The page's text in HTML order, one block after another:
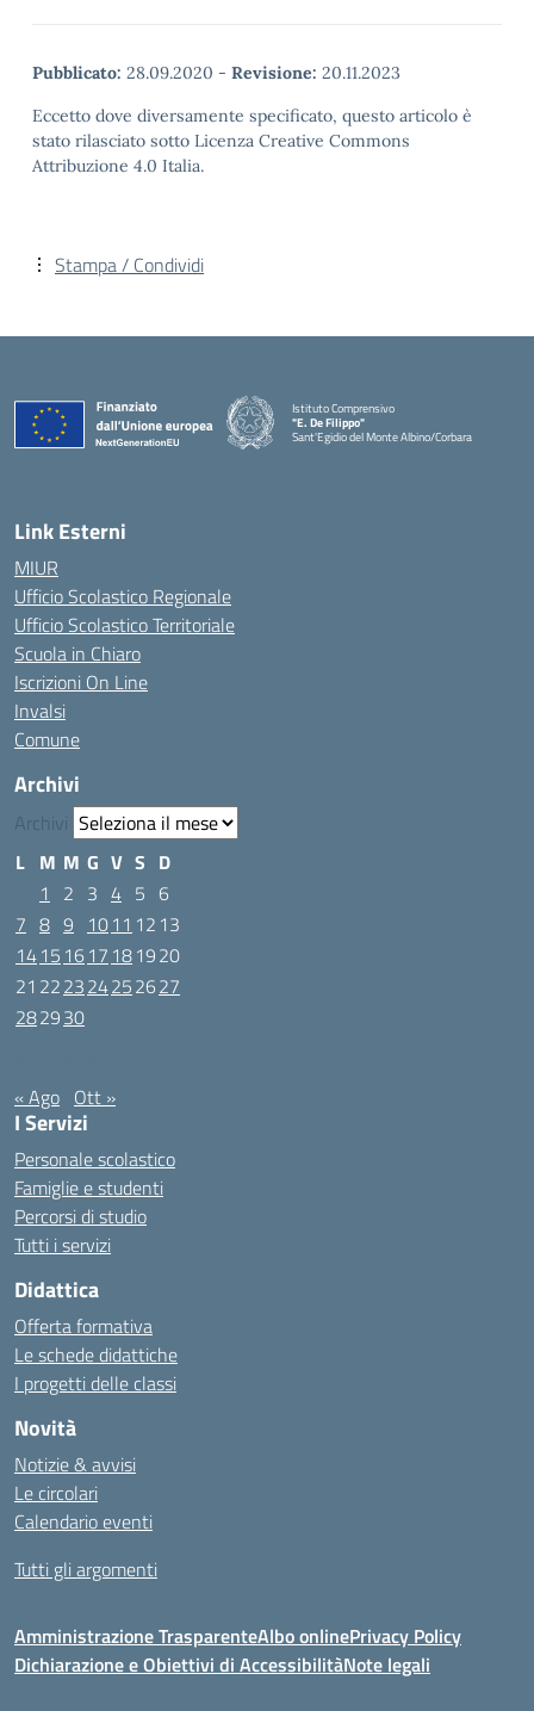
Pubblicato: 28.09.2020 - Revisione: 20.11.2023
Eccetto dove diversamente specificato, questo articolo è
stato rilasciato sotto Licenza Creative Commons
Attribuzione 4.0 Italia.
Stampa / Condividi
Istituto Comprensivo
"E. De Filippo"
Sant'Egidio del Monte Albino/Corbara
Link Esterni
MIUR
Ufficio Scolastico Regionale
Ufficio Scolastico Territoriale
Scuola in Chiaro
Iscrizioni On Line
Invalsi
Comune
Archivi
Archivi
L M M G V S D
1
2 3 4 5 6
7 8 9 1011 12 13
1415 1617 181920
21 222324252627
282930
« Ago Ott »
I Servizi
Personale scolastico
Famiglie e studenti
Percorsi di studio
Tutti i servizi
Didattica
Offerta formativa
Le schede didattiche
I progetti delle classi
Novità
Notizie & avvisi
Le circolari
Calendario eventi
Tutti gli argomenti
Amministrazione TrasparenteAlbo onlinePrivacy Policy
Dichiarazione e Obiettivi di AccessibilitàNote legali